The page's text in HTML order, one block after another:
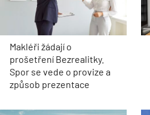
Makléři žádají o
prošetření Bezrealitky.
Spor se vede o provize a
způsob prezentace